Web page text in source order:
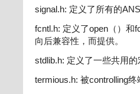
signal.h: 定义了所有的
fcntl.h: 定义了open（）和
向后兼容性，而提供。
stdlib.h: 定义了一些共用
termious.h: 被controlling终